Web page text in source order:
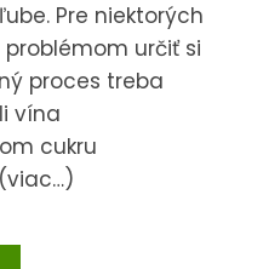
Pre niektorých
určiť si
proces treba
vína
cukru